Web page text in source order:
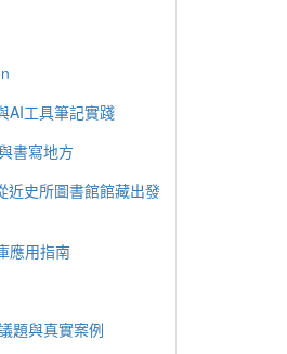
AI工具筆記實踐
書寫地方
近史所圖書館館藏出發
應用指南
題與真實案例